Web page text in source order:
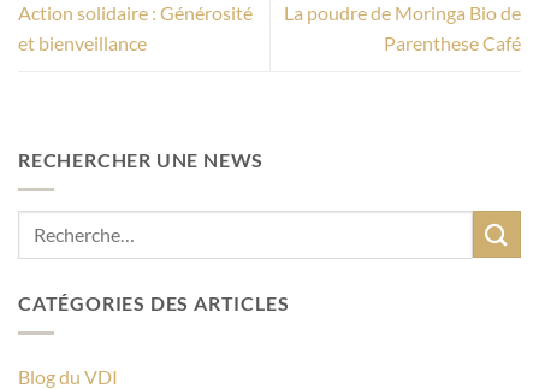
RECHERCHER UNE NEWS
CATÉGORIES DES ARTICLES
Blog du VDI
Action solidaire : Générosité
et bienveillance
La poudre de Moringa Bio de
Parenthese Café